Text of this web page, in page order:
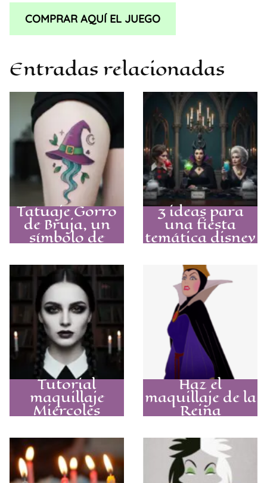
COMPRAR AQUÍ EL JUEGO
Entradas relacionadas
Tatuaje Gorro
de Bruja, un
símbolo de
poder para tu
piel
3 ideas para
una fiesta
temática disney
de adultos que
nadie olvidará
Tutorial
maquillaje
Miércoles
Addams para
desatar a tu
villana interior
con el look
gótico
Haz el
maquillaje de la
Reina
Grimhilde y
fascina este
Halloween